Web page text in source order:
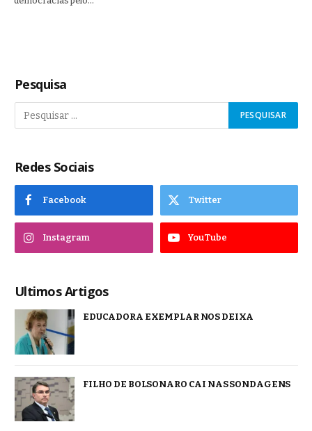
Pesquisa
Redes Sociais
Facebook Twitter
Instagram YouTube
Ultimos Artigos
EDUCADORA EXEMPLAR NOS DEIXA
FILHO DE BOLSONARO CAI NAS SONDAGENS